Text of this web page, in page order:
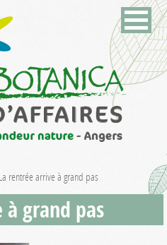
La rentrée arrive à grand pas
grand pas